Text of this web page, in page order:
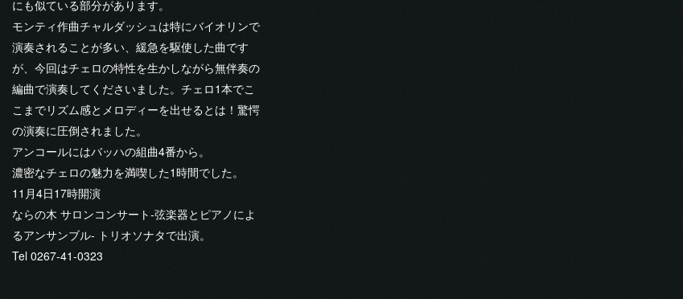
にも似ている部分があります。
モンティ作曲チャルダッシュは特にバイオリンで
演奏されることが多い、緩急を駆使した曲です
が、今回はチェロの特性を生かしながら無伴奏の
編曲で演奏してくださいました。チェロ1本でこ
こまでリズム感とメロディーを出せるとは！驚愕
の演奏に圧倒されました。
アンコールにはバッハの組曲4番から。
濃密なチェロの魅力を満喫した1時間でした。
11月4日17時開演
ならの木 サロンコンサート-弦楽器とピアノによ
るアンサンブル- トリオソナタで出演。
Tel 0267-41-0323